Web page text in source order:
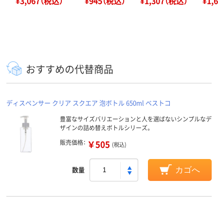
おすすめの代替商品
ディスペンサー クリア スクエア 泡ボトル 650ml ベストコ
豊富なサイズバリエーションと人を選ばないシンプルなデ
ザインの詰め替えボトルシリーズ。
販売価格： ￥505 (税込)
数量 カゴへ